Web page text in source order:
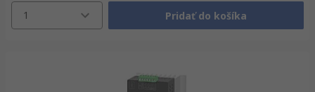
1 Pridať do košíka